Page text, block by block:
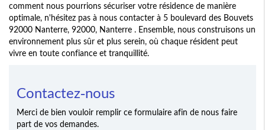
comment nous pourrions sécuriser votre résidence de manière
optimale, n'hésitez pas à nous contacter à 5 boulevard des Bouvets
92000 Nanterre, 92000, Nanterre . Ensemble, nous construisons un
environnement plus sûr et plus serein, où chaque résident peut
vivre en toute confiance et tranquillité.
Contactez-nous
Merci de bien vouloir remplir ce formulaire afin de nous faire
part de vos demandes.